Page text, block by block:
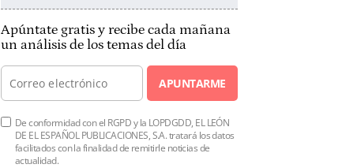
Apúntate gratis y recibe cada mañana
un análisis de los temas del día
APUNTARME
De conformidad con el RGPD y la LOPDGDD, EL LEÓN
DE EL ESPAÑOL PUBLICACIONES, S.A. tratará los datos
facilitados con la finalidad de remitirle noticias de
actualidad.